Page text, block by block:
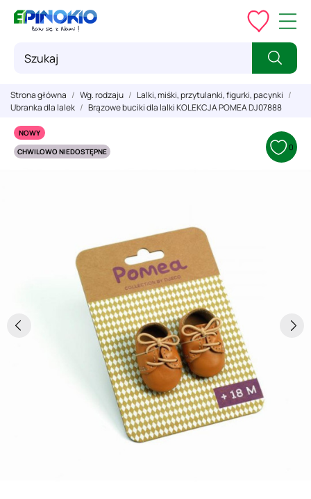
Strona główna Wg. rodzaju
Lalki, miśki, przytulanki, figurki, pacynki
Ubranka dla lalek
Brązowe buciki dla lalki KOLEKCJA POMEA DJ07888
NOWY
CHWILOWO NIEDOSTĘPNE
0